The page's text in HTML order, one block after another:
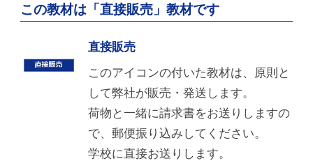
この教材は「直接販売」教材です
直接販売
このアイコンの付いた教材は、原則と
して弊社が販売・発送します。
荷物と一緒に請求書をお送りしますの
で、郵便振り込みしてください。
学校に直接お送りします。